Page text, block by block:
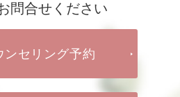
問合せください
ンセリング予約